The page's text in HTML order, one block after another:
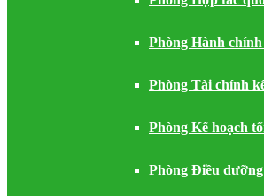
Phòng Hành
Phòng Tài chính
Phòng Kế hoạch
Phòng Điều dưỡng